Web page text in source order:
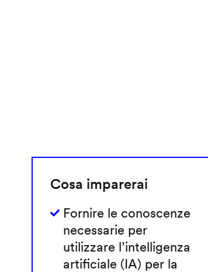
Cosa imparerai
Fornire le conoscenze
necessarie per
utilizzare l’intelligenza
artificiale (IA) per la